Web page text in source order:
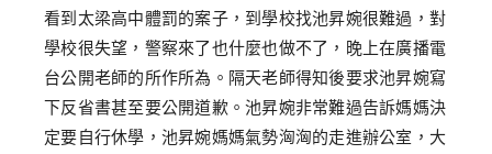
看到太梁高中體罰的案子，到學校找池昇婉很難過，對
學校很失望，警察來了也什麼也做不了，晚上在廣播電
台公開老師的所作所為。隔天老師得知後要求池昇婉寫
下反省書甚至要公開道歉。池昇婉非常難過告訴媽媽決
定要自行休學，池昇婉媽媽氣勢洶洶的走進辦公室，大